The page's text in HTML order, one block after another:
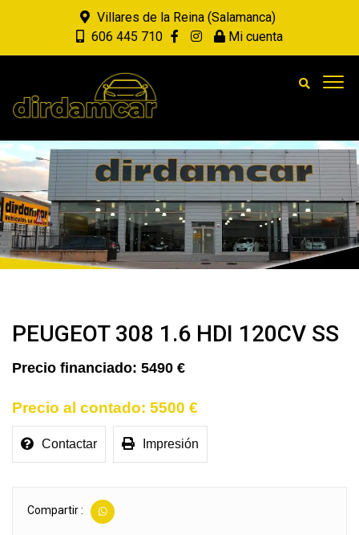
Villares de la Reina (Salamanca)
606 445 710
Mi cuenta
PEUGEOT 308 1.6 HDI 120CV SS
5490 €
5500 €
Contactar Impresión
Compartir :